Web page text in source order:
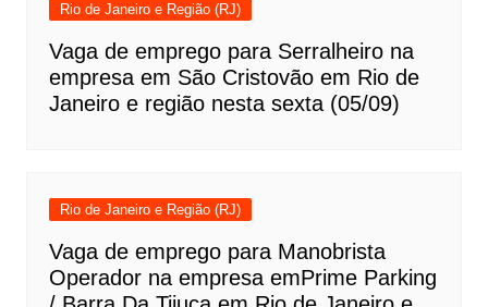
Rio de Janeiro e Região (RJ)
Vaga de emprego para Serralheiro na
empresa em São Cristovão em Rio de
Janeiro e região nesta sexta (05/09)
Rio de Janeiro e Região (RJ)
Vaga de emprego para Manobrista
Operador na empresa emPrime Parking